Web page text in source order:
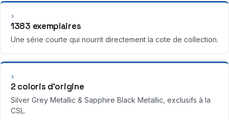
›
1383 exemplaires
Une série courte qui nourrit directement la cote de collection.
›
2 coloris d’origine
Silver Grey Metallic & Sapphire Black Metallic, exclusifs à la
CSL.